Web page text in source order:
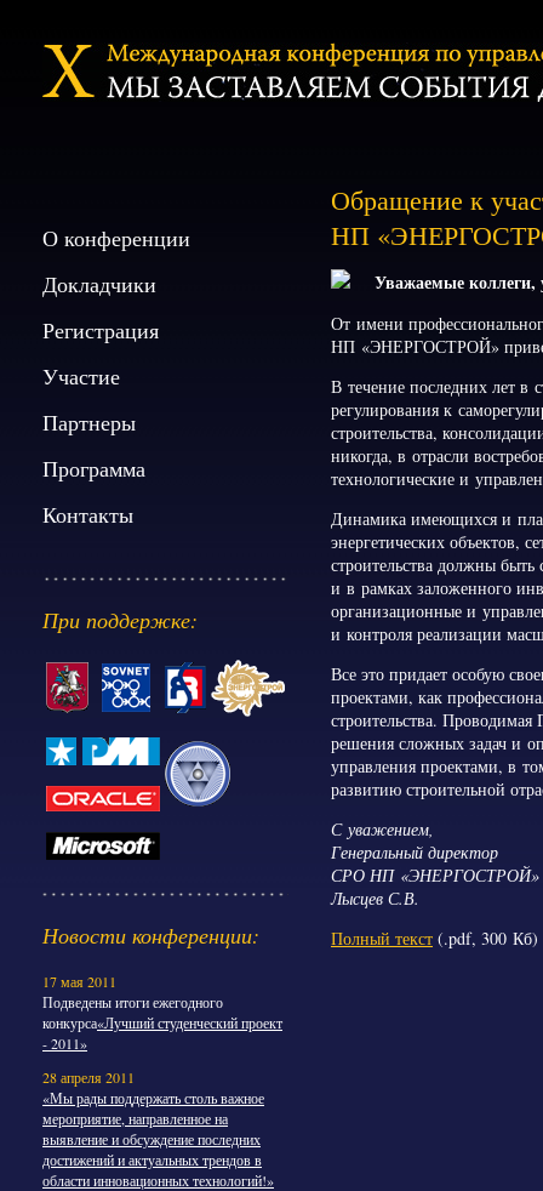
О конференции
Докладчики
Регистрация
Участие
Партнеры
Программа
Контакты
При поддержке:
Новости конференции:
17 мая 2011
Подведены итоги ежегодного
конкурса«Лучший студенческий проект
- 2011»
28 апреля 2011
«Мы рады поддержать столь важное
мероприятие, направленное на
выявление и обсуждение последних
достижений и актуальных трендов в
области инновационных технологий!»
Обращение к
НП
Уважаемые
От имени
НП «ЭНЕРГОСТРОЙ»
В течение последних лет в
регулирования к
строительства,
никогда, в отрасли
технологические и
Динамика имеющихся и
энергетических объектов,
строительства должны
и в рамках заложенного
организационные и
и контроля реализации
Все это придает особую
проектами, как
строительства.
решения сложных задач и
управления проектами, в
развитию строительной
С уважением,
Генеральный директор
СРО НП «ЭНЕРГОСТРОЙ»
Лысцев С.В.
Полный текст (.pdf, 300 Кб)